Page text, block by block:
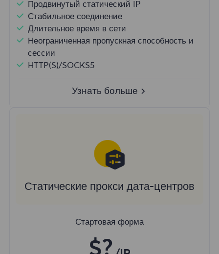
Продвинутый статический IP
Стабильное соединение
Длительное время в сети
Неограниченная пропускная способность и
сессии
HTTP(S)/SOCKS5
Узнать больше
Статические прокси дата-центров
Стартовая форма